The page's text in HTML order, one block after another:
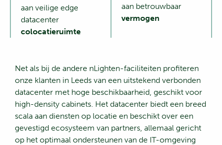
aan veilige edge
datacenter
colocatieruimte
aan betrouwbaar
vermogen
Net als bij de andere nLighten-faciliteiten profiteren
onze klanten in Leeds van een uitstekend verbonden
datacenter met hoge beschikbaarheid, geschikt voor
high-density cabinets. Het datacenter biedt een breed
scala aan diensten op locatie en beschikt over een
gevestigd ecosysteem van partners, allemaal gericht
op het optimaal ondersteunen van de IT-omgeving